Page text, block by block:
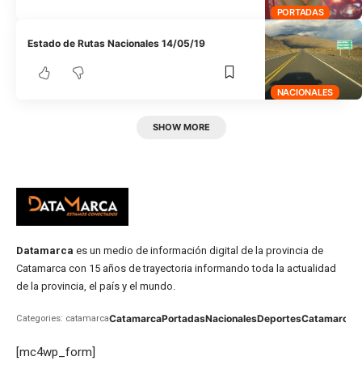
PORTADAS
NACIONALES
Estado de Rutas Nacionales 14/05/19
SHOW MORE
Datamarca es un medio de información digital de la provincia de
Catamarca con 15 años de trayectoria informando toda la actualidad
de la provincia, el país y el mundo.
Categories: catamarcaCatamarcaPortadasNacionalesDeportesCatamarca
[mc4wp_form]